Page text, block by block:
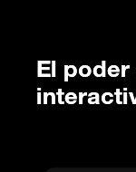
El poder